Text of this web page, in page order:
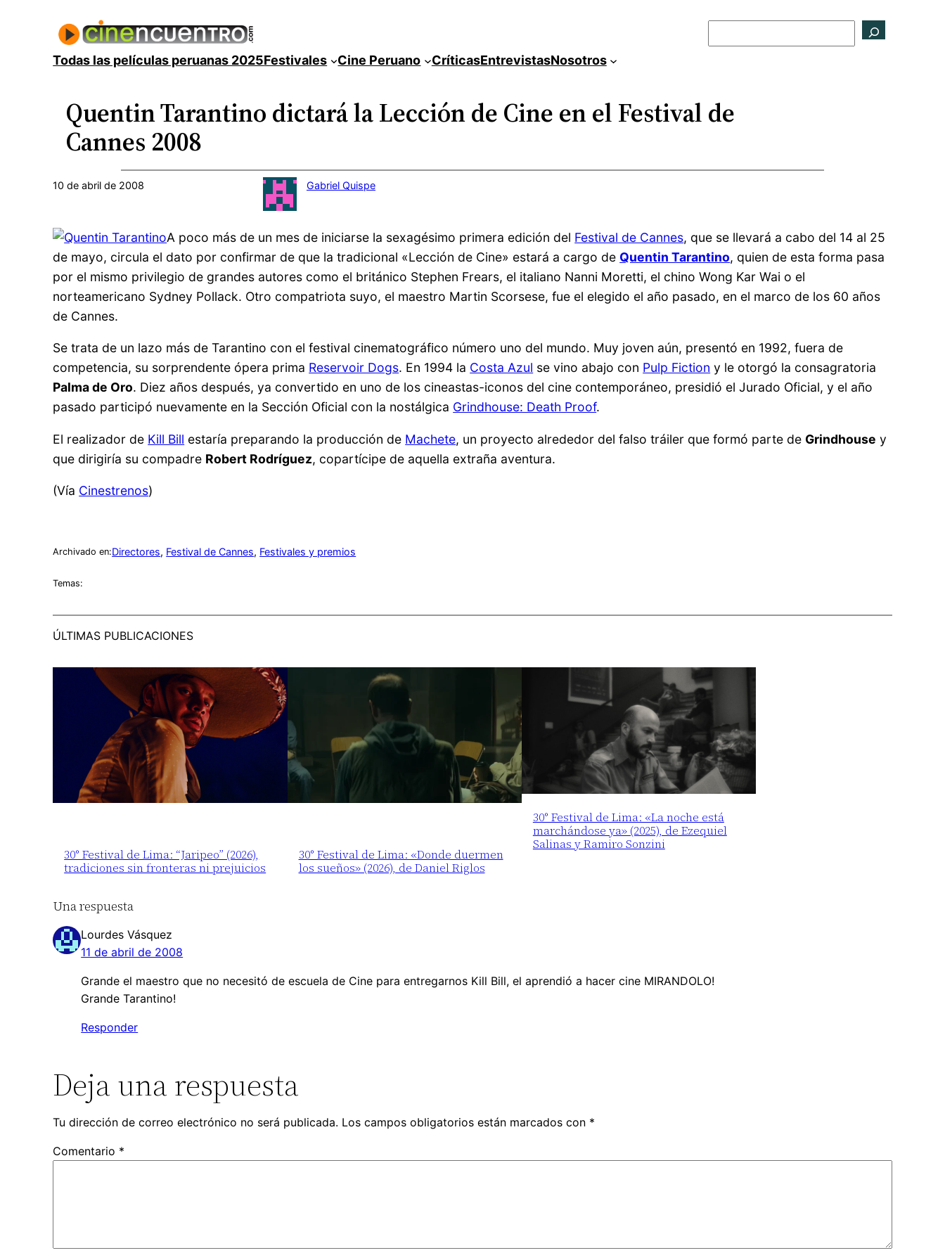
contenidoTodas las películas peruanas 2025Festivales Cine Peruano CríticasEntrevistasNosotros
Quentin Tarantino dictará la Lección de Cine en el Festival de
Cannes 2008
10 de abril de 2008 Gabriel Quispe
A poco más de un mes de iniciarse la sexagésimo primera edición del Festival de Cannes, que se llevará a cabo del 14 al 25
de mayo, circula el dato por confirmar de que la tradicional «Lección de Cine» estará a cargo de Quentin Tarantino, quien de esta forma pasa
por el mismo privilegio de grandes autores como el británico Stephen Frears, el italiano Nanni Moretti, el chino Wong Kar Wai o el
norteamericano Sydney Pollack. Otro compatriota suyo, el maestro Martin Scorsese, fue el elegido el año pasado, en el marco de los 60 años
de Cannes.
Se trata de un lazo más de Tarantino con el festival cinematográfico número uno del mundo. Muy joven aún, presentó en 1992, fuera de
competencia, su sorprendente ópera prima Reservoir Dogs. En 1994 la Costa Azul se vino abajo con Pulp Fiction y le otorgó la consagratoria
Palma de Oro. Diez años después, ya convertido en uno de los cineastas-iconos del cine contemporáneo, presidió el Jurado Oficial, y el año
pasado participó nuevamente en la Sección Oficial con la nostálgica Grindhouse: Death Proof.
El realizador de Kill Bill estaría preparando la producción de Machete, un proyecto alrededor del falso tráiler que formó parte de Grindhouse y
que dirigiría su compadre Robert Rodríguez, copartícipe de aquella extraña aventura.
(Vía Cinestrenos)
Archivado en:Directores, Festival de Cannes, Festivales y premios
Temas:
ÚLTIMAS PUBLICACIONES
30° Festival de Lima: “Jaripeo” (2026),
tradiciones sin fronteras ni prejuicios
30° Festival de Lima: «Donde duermen
los sueños» (2026), de Daniel Riglos
30° Festival de Lima: «La noche está
marchándose ya» (2025), de Ezequiel
Salinas y Ramiro Sonzini
Una respuesta
Lourdes Vásquez
11 de abril de 2008
Grande el maestro que no necesitó de escuela de Cine para entregarnos Kill Bill, el aprendió a hacer cine MIRANDOLO!
Grande Tarantino!
Responder
Deja una respuesta
Tu dirección de correo electrónico no será publicada. Los campos obligatorios están marcados con *
Comentario *